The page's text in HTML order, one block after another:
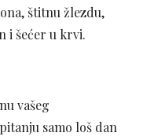
štitnu žlezdu,
i šećer u krvi.
vašeg
samo loš dan